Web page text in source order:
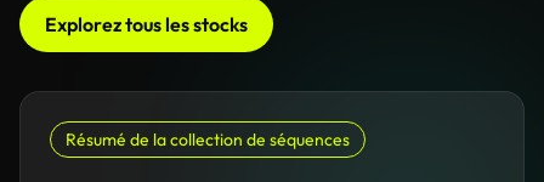
Explorez tous les stocks
Résumé de la collection de séquences